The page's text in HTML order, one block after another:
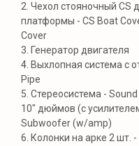
2. Чехол стояночный CS
платформы - CS Boat
Cover
3. Генератор двигателя
4. Выхлопная система с
Pipe
5. Стереосистема -
10" дюймов (с
Subwoofer (w/amp)
6. Колонки на арке 2 шт.
Получить
консультацию
Я ознакомлен с «Политикой
конфиденциальности»
обработку моих